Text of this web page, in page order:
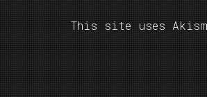
This site uses